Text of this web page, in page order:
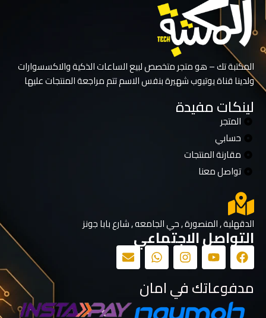
المكتبة تك – هو متجر متخصص لبيع الساعات الذكية والاكسسوارات
ولدينا قناة يوتيوب شهيرة بنفس الاسم تتم مراجعة المنتجات عليها
لينكات مفيدة
المتجر
حسابي
مقارنة المنتجات
تواصل معنا
الدقهلية , المنصورة , حي الجامعه , شارع بابا جونز
التواصل الاجتماعي
مدفوعاتك في امان